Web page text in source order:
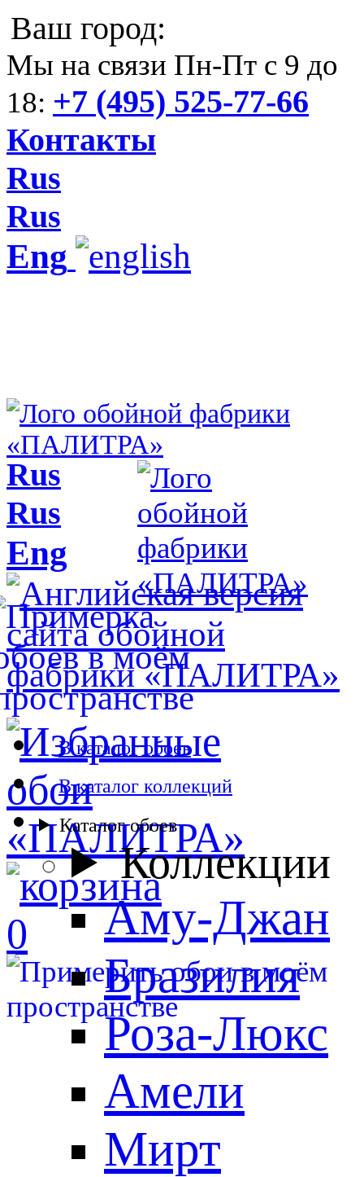
Ваш город:
Мы на связи Пн-Пт с 9 до
18: +7 (495) 525-77-66
Контакты
Rus
Rus
Eng
0
Rus
Rus
Eng
В каталог обоев
В каталог коллекций
Каталог обоев
Коллекции
Аму-Джан
Бразилия
Роза-Люкс
Амели
Мирт